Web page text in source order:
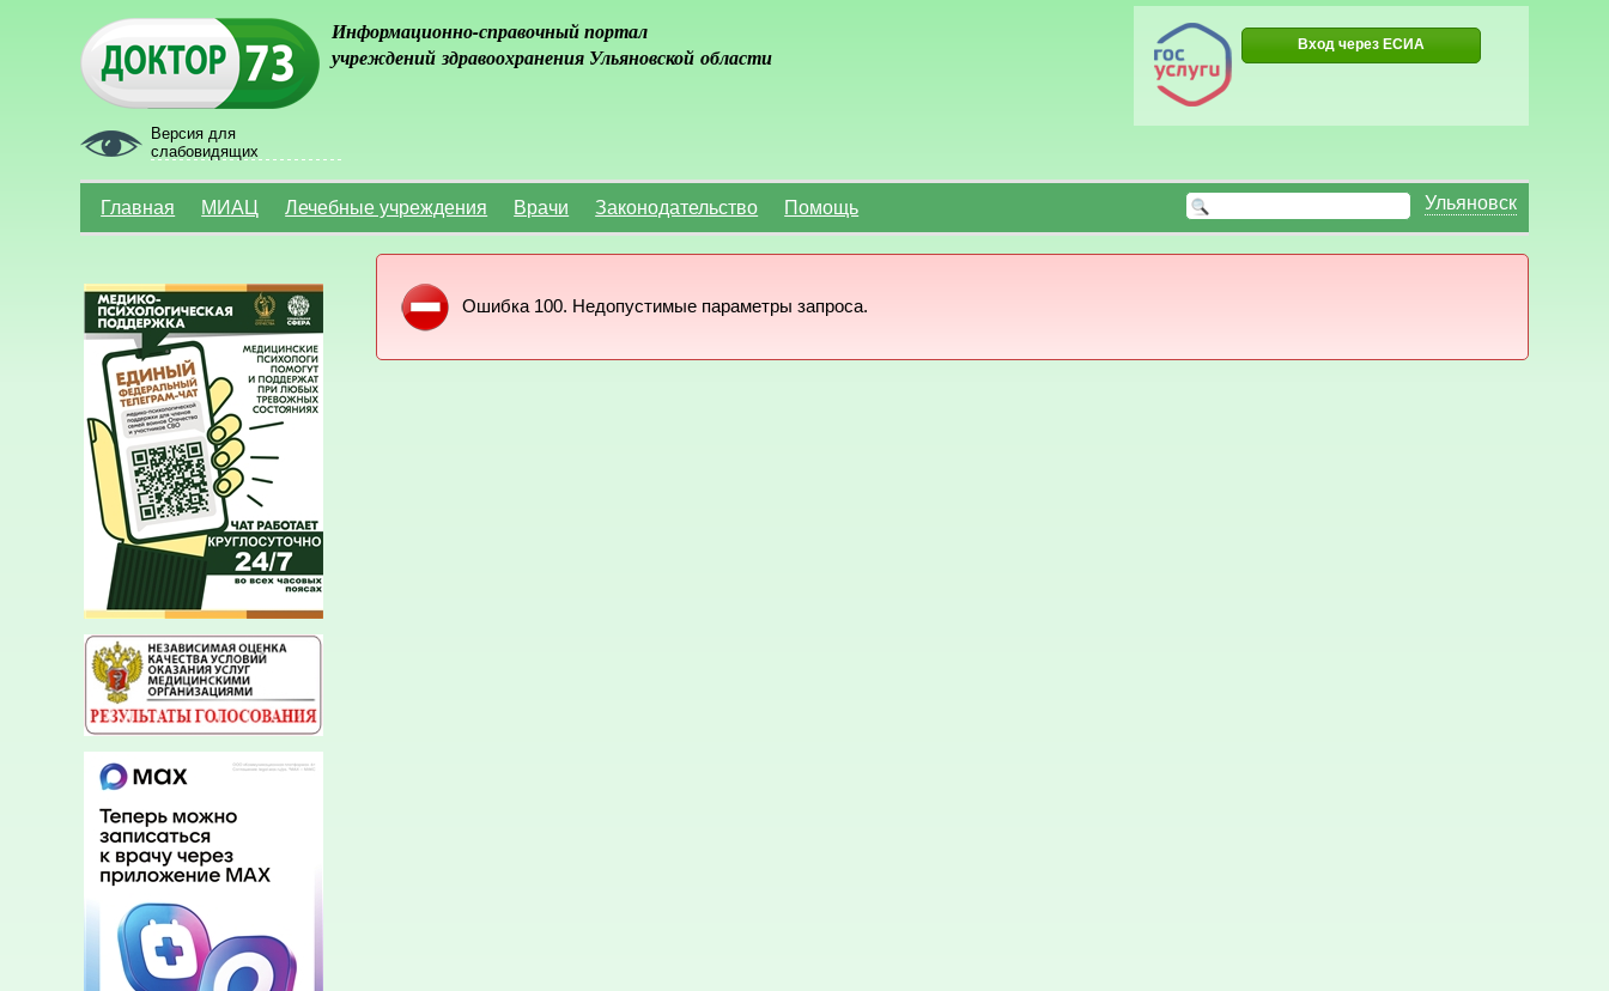
Версия для
слабовидящих
Информационно-справочный портал
учреждений здравоохранения Ульяновской области
Вход через ЕСИА
Ульяновск
Главная МИАЦ Лечебные учреждения Врачи Законодательство Помощь
Ошибка 100. Недопустимые параметры запроса.